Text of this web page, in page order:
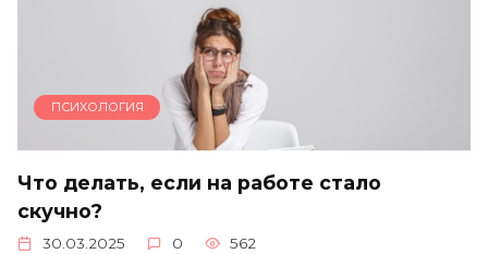
ПСИХОЛОГИЯ
Что делать, если на работе стало
скучно?
30.03.2025 0 562